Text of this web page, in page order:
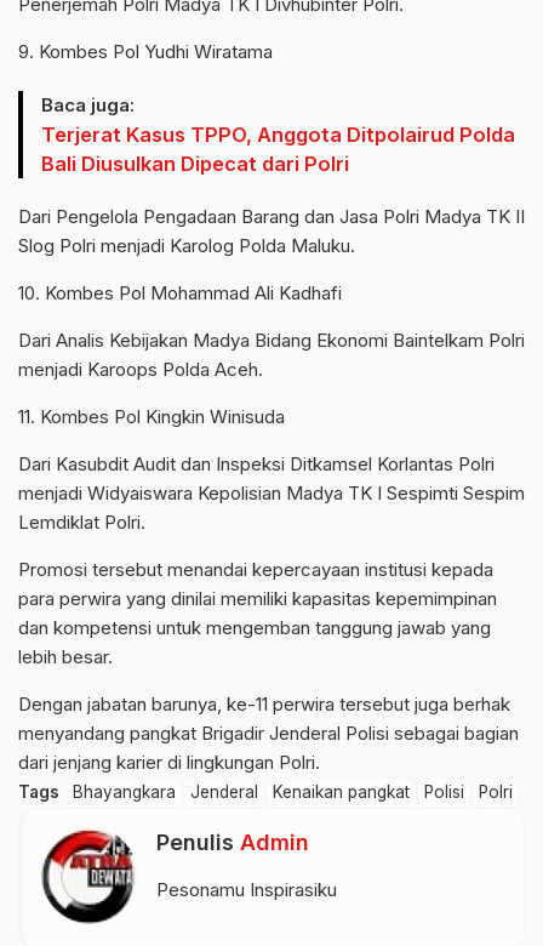
Penerjemah Polri Madya TK I Divhubinter Polri.
9. Kombes Pol Yudhi Wiratama
Baca juga:
Terjerat Kasus TPPO, Anggota Ditpolairud Polda
Bali Diusulkan Dipecat dari Polri
Dari Pengelola Pengadaan Barang dan Jasa Polri Madya TK II
Slog Polri menjadi Karolog Polda Maluku.
10. Kombes Pol Mohammad Ali Kadhafi
Dari Analis Kebijakan Madya Bidang Ekonomi Baintelkam Polri
menjadi Karoops Polda Aceh.
11. Kombes Pol Kingkin Winisuda
Dari Kasubdit Audit dan Inspeksi Ditkamsel Korlantas Polri
menjadi Widyaiswara Kepolisian Madya TK I Sespimti Sespim
Lemdiklat Polri.
Promosi tersebut menandai kepercayaan institusi kepada
para perwira yang dinilai memiliki kapasitas kepemimpinan
dan kompetensi untuk mengemban tanggung jawab yang
lebih besar.
Dengan jabatan barunya, ke-11 perwira tersebut juga berhak
menyandang pangkat Brigadir Jenderal Polisi sebagai bagian
dari jenjang karier di lingkungan Polri.
Tags Bhayangkara Jenderal Kenaikan pangkat Polisi Polri
Penulis Admin
Pesonamu Inspirasiku